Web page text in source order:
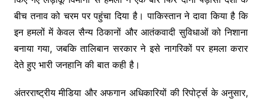
बीच तनाव को चरम पर पहुंचा दिया है। पाकिस्तान ने दावा किया है कि
इन हमलों में केवल सैन्य ठिकानों और आतंकवादी सुविधाओं को निशाना
बनाया गया, जबकि तालिबान सरकार ने इसे नागरिकों पर हमला करार
देते हुए भारी जनहानि की बात कही है।
अंतरराष्ट्रीय मीडिया और अफगान अधिकारियों की रिपोर्ट्स के अनुसार,